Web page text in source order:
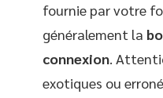
fournie par votre
généralement la
connexion.
exotiques ou